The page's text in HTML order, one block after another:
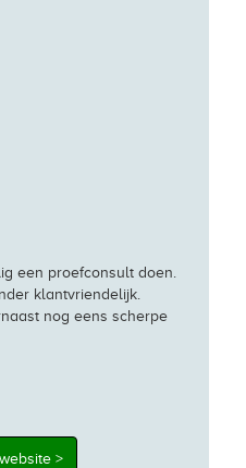
een proefconsult doen.
klantvriendelijk.
nog eens scherpe
>